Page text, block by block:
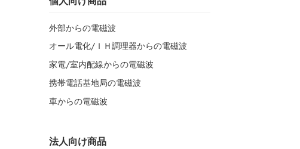
外部からの電磁波
オール電化/ＩＨ調理器からの電磁波
家電/室内配線からの電磁波
携帯電話基地局の電磁波
車からの電磁波
法人向け商品